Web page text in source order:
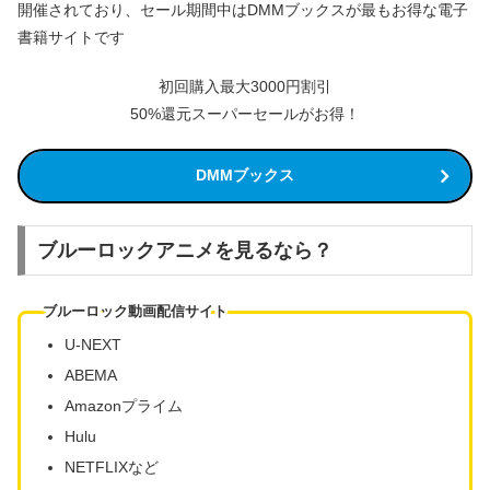
開催されており、セール期間中はDMMブックスが最もお得な電子
書籍サイトです
初回購入最大3000円割引
50%還元スーパーセールがお得！
DMMブックス
ブルーロックアニメを見るなら？
ブルーロック動画配信サイト
U-NEXT
ABEMA
Amazonプライム
Hulu
NETFLIXなど